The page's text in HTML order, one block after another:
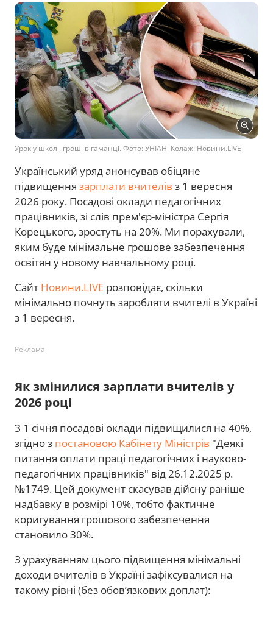
Урок у школі, гроші в гаманці. Фото: УНІАН. Колаж: Новини.LIVE
Український уряд анонсував обіцяне
підвищення зарплати вчителів з 1 вересня
2026 року. Посадові оклади педагогічних
працівників, зі слів прем'єр-міністра Сергія
Корецького, зростуть на 20%. Ми порахували,
яким буде мінімальне грошове забезпечення
освітян у новому навчальному році.
Сайт Новини.LIVE розповідає, скільки
мінімально почнуть заробляти вчителі в Україні
з 1 вересня.
Реклама
Як змінилися зарплати вчителів у
2026 році
З 1 січня посадові оклади підвищилися на 40%,
згідно з постановою Кабінету Міністрів "Деякі
питання оплати праці педагогічних і науково-
педагогічних працівників" від 26.12.2025 р.
№1749. Цей документ скасував дійсну раніше
надбавку в розмірі 10%, тобто фактичне
коригування грошового забезпечення
становило 30%.
З урахуванням цього підвищення мінімальні
доходи вчителів в Україні зафіксувалися на
такому рівні (без обов’язкових доплат):